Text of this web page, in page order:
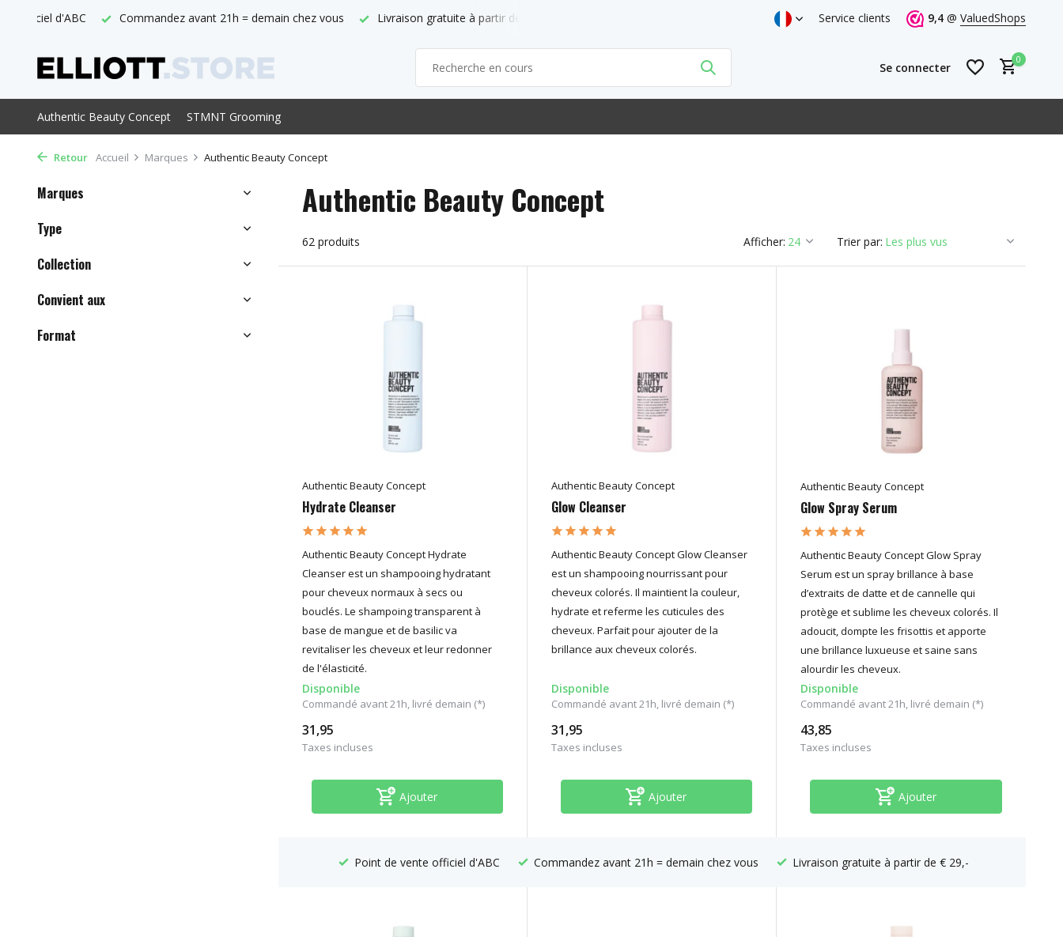
= demain chez vous Livraison gratuite à partir de € 29,- Point de vente officiel d'ABC Service clients 9,4 @ ValuedShops
Se connecter
0
Authentic Beauty Concept STMNT Grooming
Retour Accueil Marques Authentic Beauty Concept
Marques
Type
Collection
Convient aux
Format
Authentic Beauty Concept
62 produits Afficher: Trier par:
Authentic Beauty Concept
Hydrate Cleanser
Authentic Beauty Concept Hydrate
Cleanser est un shampooing hydratant
pour cheveux normaux à secs ou
bouclés. Le shampoing transparent à
base de mangue et de basilic va
revitaliser les cheveux et leur redonner
de l'élasticité.
Disponible
Commandé avant 21h, livré demain (*)
31,95
Taxes incluses
Ajouter
Authentic Beauty Concept
Glow Cleanser
Authentic Beauty Concept Glow Cleanser
est un shampooing nourrissant pour
cheveux colorés. Il maintient la couleur,
hydrate et referme les cuticules des
cheveux. Parfait pour ajouter de la
brillance aux cheveux colorés.
Disponible
Commandé avant 21h, livré demain (*)
31,95
Taxes incluses
Ajouter
Authentic Beauty Concept
Glow Spray Serum
Authentic Beauty Concept Glow Spray
Serum est un spray brillance à base
d’extraits de datte et de cannelle qui
protège et sublime les cheveux colorés. Il
adoucit, dompte les frisottis et apporte
une brillance luxueuse et saine sans
alourdir les cheveux.
Disponible
Commandé avant 21h, livré demain (*)
43,85
Taxes incluses
Ajouter
Point de vente officiel d'ABC Commandez avant 21h = demain chez vous Livraison gratuite à partir de € 29,-